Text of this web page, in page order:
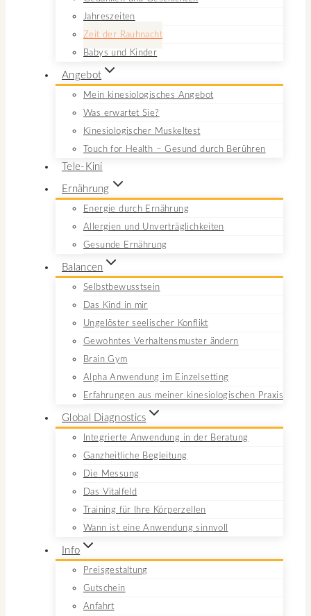
Jahreszeiten
Zeit der Rauhnacht
Babys und Kinder
Angebot
Mein kinesiologisches Angebot
Was erwartet Sie?
Kinesiologischer Muskeltest
Touch for Health – Gesund durch Berühren
Tele-Kini
Ernährung
Energie durch Ernährung
Allergien und Unverträglichkeiten
Gesunde Ernährung
Balancen
Selbstbewusstsein
Das Kind in mir
Ungelöster seelischer Konflikt
Gewohntes Verhaltensmuster ändern
Brain Gym
Alpha Anwendung im Einzelsetting
Erfahrungen aus meiner kinesiologischen Praxis
Global Diagnostics
Integrierte Anwendung in der Beratung
Ganzheitliche Begleitung
Die Messung
Das Vitalfeld
Training für Ihre Körperzellen
Wann ist eine Anwendung sinnvoll
Info
Preisgestaltung
Gutschein
Anfahrt